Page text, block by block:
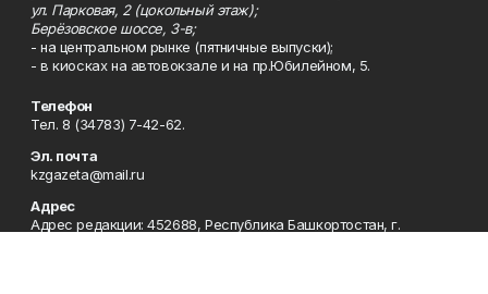
ул. Парковая, 2 (цокольный этаж);
Берёзовское шоссе, 3-в;
- на центральном рынке (пятничные выпуски);
- в киосках на автовокзале и на пр.Юбилейном, 5.
Телефон
Тел. 8 (34783) 7-42-62.
Эл. почта
kzgazeta@mail.ru
Адрес
Адрес редакции: 452688, Республика Башкортостан, г.